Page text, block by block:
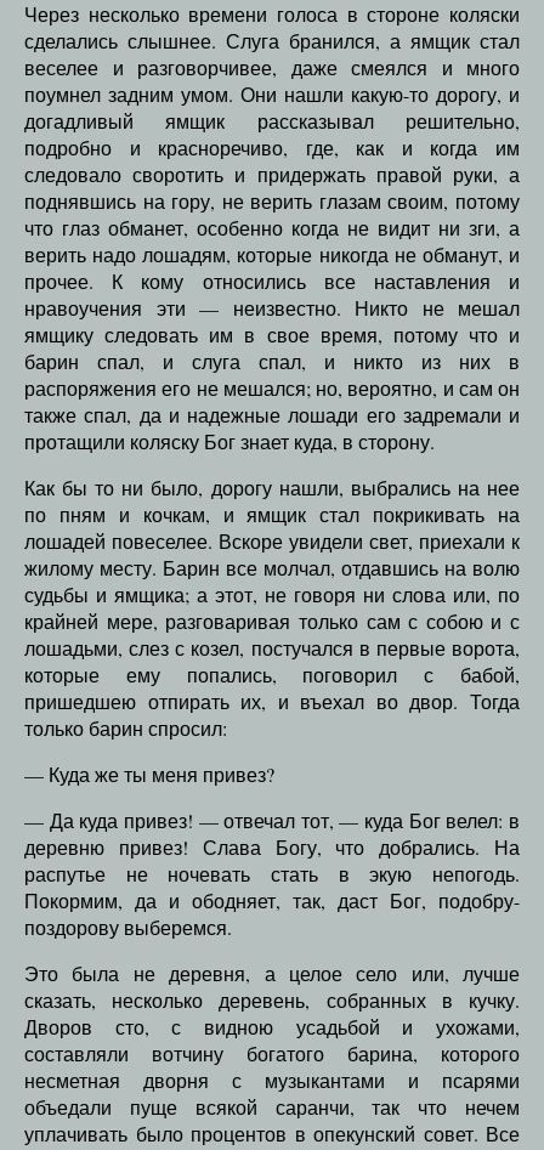
Через несколько времени голоса в стороне коляски
сделались слышнее. Слуга бранился, а ямщик стал
веселее и разговорчивее, даже смеялся и много
поумнел задним умом. Они нашли какую-то дорогу, и
догадливый ямщик рассказывал решительно,
подробно и красноречиво, где, как и когда им
следовало своротить и придержать правой руки, а
поднявшись на гору, не верить глазам своим, потому
что глаз обманет, особенно когда не видит ни зги, а
верить надо лошадям, которые никогда не обманут, и
прочее. К кому относились все наставления и
нравоучения эти — неизвестно. Никто не мешал
ямщику следовать им в свое время, потому что и
барин спал, и слуга спал, и никто из них в
распоряжения его не мешался; но, вероятно, и сам он
также спал, да и надежные лошади его задремали и
протащили коляску Бог знает куда, в сторону.
Как бы то ни было, дорогу нашли, выбрались на нее
по пням и кочкам, и ямщик стал покрикивать на
лошадей повеселее. Вскоре увидели свет, приехали к
жилому месту. Барин все молчал, отдавшись на волю
судьбы и ямщика; а этот, не говоря ни слова или, по
крайней мере, разговаривая только сам с собою и с
лошадьми, слез с козел, постучался в первые ворота,
которые ему попались, поговорил с бабой,
пришедшею отпирать их, и въехал во двор. Тогда
только барин спросил:
— Куда же ты меня привез?
— Да куда привез! — отвечал тот, — куда Бог велел: в
деревню привез! Слава Богу, что добрались. На
распутье не ночевать стать в экую непогодь.
Покормим, да и ободняет, так, даст Бог, подобру-
поздорову выберемся.
Это была не деревня, а целое село или, лучше
сказать, несколько деревень, собранных в кучку.
Дворов сто, с видною усадьбой и ухожами,
составляли вотчину богатого барина, которого
несметная дворня с музыкантами и псарями
объедали пуще всякой саранчи, так что нечем
уплачивать было процентов в опекунский совет. Все